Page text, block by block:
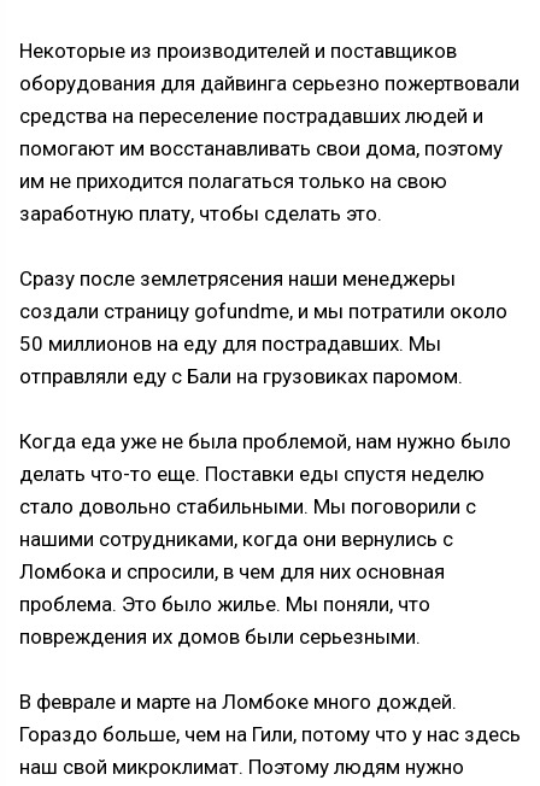
Некоторые из производителей и поставщиков
оборудования для дайвинга серьезно пожертвовали
средства на переселение пострадавших людей и
помогают им восстанавливать свои дома, поэтому
им не приходится полагаться только на свою
заработную плату, чтобы сделать это.
Сразу после землетрясения наши менеджеры
создали страницу gofundme, и мы потратили около
50 миллионов на еду для пострадавших. Мы
отправляли еду с Бали на грузовиках паромом.
Когда еда уже не была проблемой, нам нужно было
делать что-то еще. Поставки еды спустя неделю
стало довольно стабильными. Мы поговорили с
нашими сотрудниками, когда они вернулись с
Ломбока и спросили, в чем для них основная
проблема. Это было жилье. Мы поняли, что
повреждения их домов были серьезными.
В феврале и марте на Ломбоке много дождей.
Гораздо больше, чем на Гили, потому что у нас здесь
наш свой микроклимат. Поэтому людям нужно